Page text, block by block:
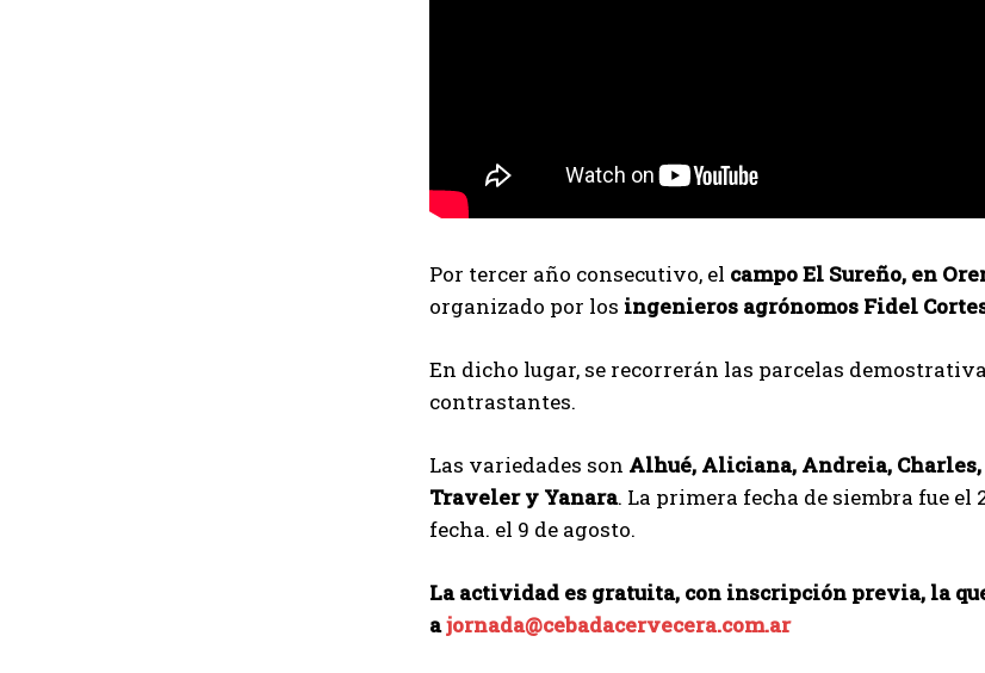
Por tercer año consecutivo, el campo El Sureño, en
organizado por los ingenieros agrónomos Fidel
En dicho lugar, se recorrerán las parcelas
contrastantes.
Las variedades son Alhué, Aliciana, Andreia,
Traveler y Yanara. La primera fecha de siembra fue el
fecha. el 9 de agosto.
La actividad es gratuita, con inscripción previa, la
ajornada@cebadacervecera.com.ar